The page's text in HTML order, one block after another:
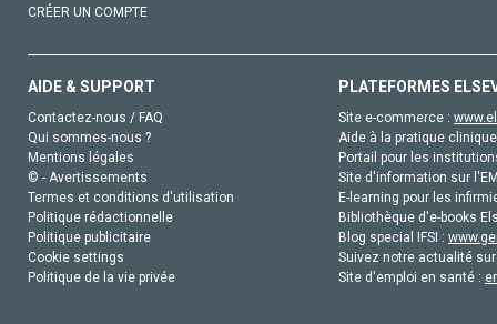
CRÉER UN COMPTE
AIDE & SUPPORT
Contactez-nous / FAQ
Qui sommes-nous ?
Mentions légales
© - Avertissements
Termes et conditions d'utilisation
Politique rédactionnelle
Politique publicitaire
Cookie settings
Politique de la vie privée
PLATEFORMES
Site e-commerce :
Aide à la pratique
Portail pour les
Site d'information sur
E-learning pour les
Bibliothèque d'e-books
Blog special IFSI :
Suivez notre actualité
Site d'emploi en santé :